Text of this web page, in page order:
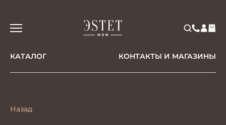
КАТАЛОГ КОНТАКТЫ И МАГАЗИНЫ
Назад